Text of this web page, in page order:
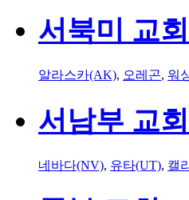
서북미 교회
알라스카(AK), 오레곤, 워
서남부 교회
네바다(NV), 유타(UT), 캘